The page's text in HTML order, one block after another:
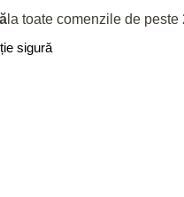
la toate comenzile de peste